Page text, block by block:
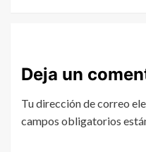
Deja un
Tu dirección de correo
campos obligatorios